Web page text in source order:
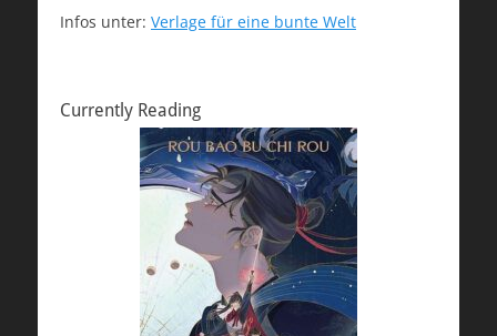
Infos unter: Verlage für eine bunte Welt
Currently Reading